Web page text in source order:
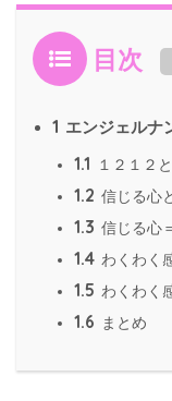
目次
1 エンジェルナ
1.1 １２１２
1.2 信じる心
1.3 信じる心
1.4 わくわく
1.5 わくわく
1.6 まとめ